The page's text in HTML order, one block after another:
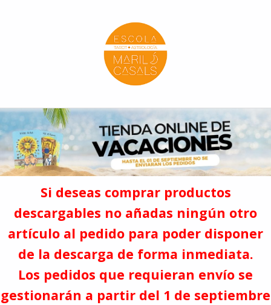
Si deseas comprar productos
descargables no añadas ningún otro
artículo al pedido para poder disponer
de la descarga de forma inmediata.
Los pedidos que requieran envío se
gestionarán a partir del 1 de septiembre